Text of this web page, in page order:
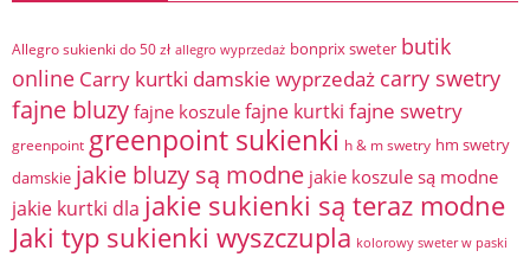
Allegro sukienki do 50 zł allegro wyprzedaż bonprix sweter butik
online Carry kurtki damskie wyprzedaż carry swetry
fajne bluzy fajne koszule fajne kurtki fajne swetry
greenpoint greenpoint sukienki h & m swetry hm swetry
damskie jakie bluzy są modne jakie koszule są modne
jakie kurtki dla jakie sukienki są teraz modne
Jaki typ sukienki wyszczupla kolorowy sweter w paski